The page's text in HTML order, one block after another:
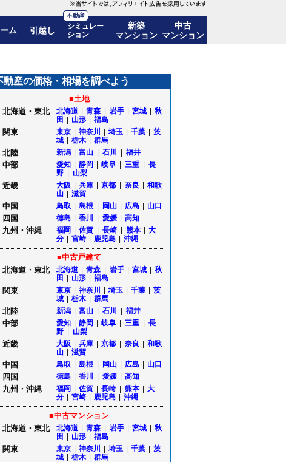
ム 引越し
不動産
シミュレー
ション
新築
マンション
中古
マンション
後の価格推移も公開
動産の価格・相場を調べよう
■土地
北海道・東北
北海道 青森 岩手 宮城
秋
田
山形 福島
関東 東京 神奈川 埼玉 千葉
茨
城
栃木 群馬
北陸 新潟 富山 石川 福井
中部 愛知 静岡 岐阜 三重
長
野
山梨
近畿 大阪 兵庫 京都 奈良
和歌
山
滋賀
中国 鳥取 島根 岡山 広島 山口
四国 徳島 香川 愛媛 高知
九州・沖縄 福岡 佐賀 長崎 熊本
大
分
宮崎 鹿児島 沖縄
■中古戸建て
北海道・東北
北海道 青森 岩手 宮城
秋
田
山形 福島
関東 東京 神奈川 埼玉 千葉
茨
城
栃木 群馬
北陸 新潟 富山 石川 福井
中部 愛知 静岡 岐阜 三重
長
野
山梨
近畿 大阪 兵庫 京都 奈良
和歌
山
滋賀
中国 鳥取 島根 岡山 広島 山口
四国 徳島 香川 愛媛 高知
九州・沖縄 福岡 佐賀 長崎 熊本
大
分
宮崎 鹿児島 沖縄
■中古マンション
北海道・東北
北海道 青森 岩手 宮城
秋
田
山形 福島
関東 東京 神奈川 埼玉 千葉
茨
城
栃木 群馬